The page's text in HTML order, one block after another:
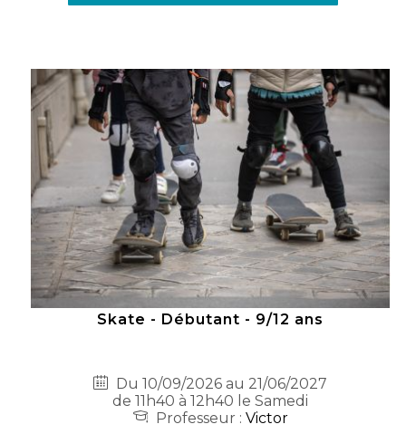
Skate - Débutant - 9/12 ans
Du 10/09/2026 au 21/06/2027
de 11h40 à 12h40 le Samedi
Professeur : Victor